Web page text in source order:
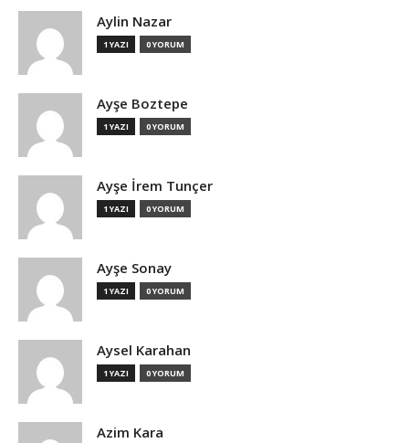
Aylin Nazar
1 YAZI 0 YORUM
Ayşe Boztepe
1 YAZI 0 YORUM
Ayşe İrem Tunçer
1 YAZI 0 YORUM
Ayşe Sonay
1 YAZI 0 YORUM
Aysel Karahan
1 YAZI 0 YORUM
Azim Kara